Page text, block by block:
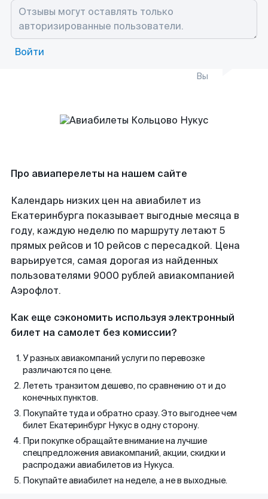
Войти
Вы
Про авиаперелеты на нашем сайте
Календарь низких цен на авиабилет из
Екатеринбурга показывает выгодные месяца в
году, каждую неделю по маршруту летают 5
прямых рейсов и 10 рейсов с пересадкой. Цена
варьируется, самая дорогая из найденных
пользователями 9000 рублей авиакомпанией
Аэрофлот.
Как еще сэкономить используя электронный
билет на самолет без комиссии?
У разных авиакомпаний услуги по перевозке
различаются по цене.
Лететь транзитом дешево, по сравнению от и до
конечных пунктов.
Покупайте туда и обратно сразу. Это выгоднее чем
билет Екатеринбург Нукус в одну сторону.
При покупке обращайте внимание на лучшие
спецпредложения авиакомпаний, акции, скидки и
распродажи авиабилетов из Нукуса.
Покупайте авиабилет на неделе, а не в выходные.